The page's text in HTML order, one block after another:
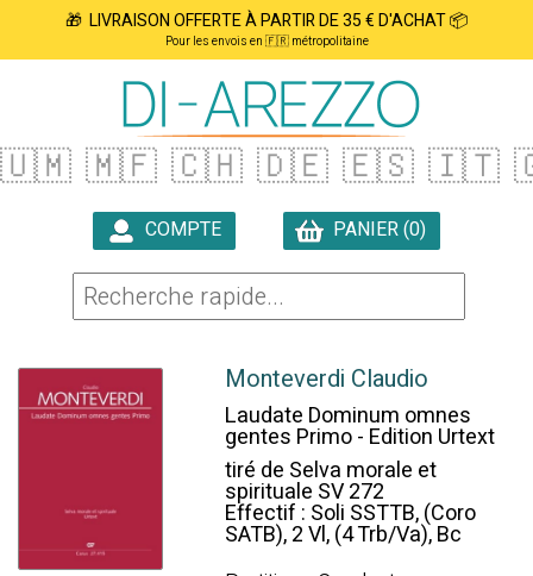
🎁 LIVRAISON OFFERTE À PARTIR DE 35 € D'ACHAT 📦
Pour les envois en 🇫🇷 métropolitaine
🇺🇲 🇲🇫 🇨🇭 🇩🇪 🇪🇸 🇮🇹
COMPTE
PANIER (0)
Monteverdi Claudio
Laudate Dominum omnes
gentes Primo - Edition Urtext
tiré de Selva morale et
spirituale SV 272
Effectif : Soli SSTTB, (Coro
SATB), 2 Vl, (4 Trb/Va), Bc